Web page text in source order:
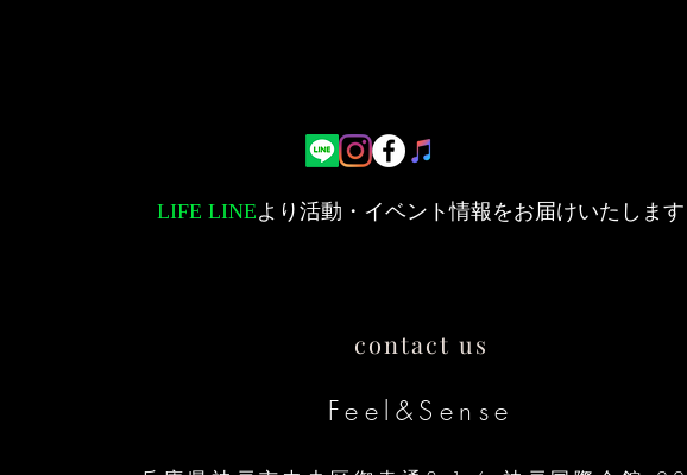
LIFE LINEより活動・イベント情報をお届けいたします
contact us
​Feel&Sense